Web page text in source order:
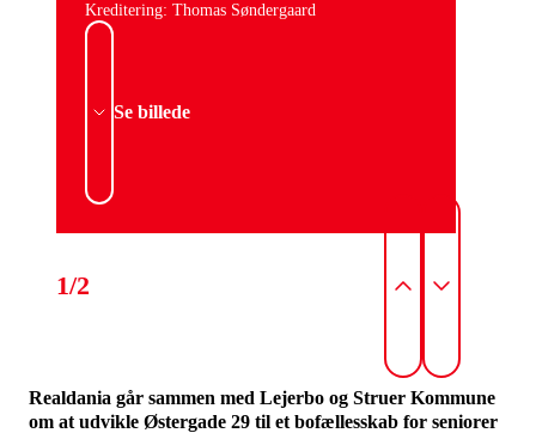
Kreditering: Thomas Søndergaard
Se billede
1/2
Realdania går sammen med Lejerbo og Struer Kommune
om at udvikle Østergade 29 til et bofællesskab for seniorer